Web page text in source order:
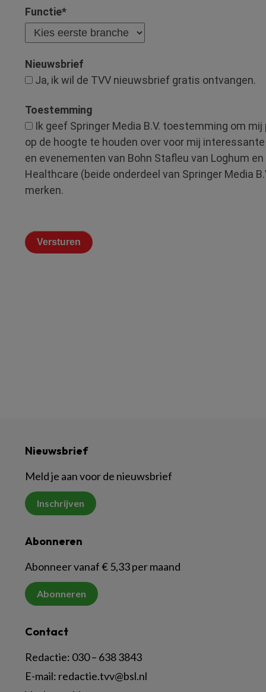
Nieuwsbrief
Meld je aan voor de nieuwsbrief
Inschrijven
Abonneren
Abonneer vanaf € 5,33 per maand
Abonneren
Contact
Redactie: 030 – 638 3843
E-mail: redactie.tvv@bsl.nl